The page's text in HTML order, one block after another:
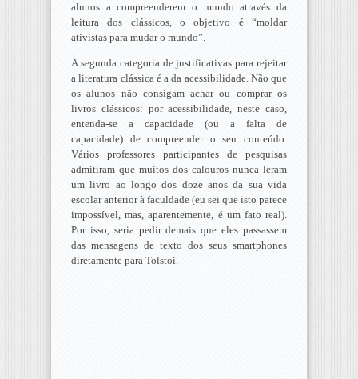
alunos a compreenderem o mundo através da
leitura dos clássicos, o objetivo é “moldar
ativistas para mudar o mundo”.
A segunda categoria de justificativas para rejeitar
a literatura clássica é a da acessibilidade. Não que
os alunos não consigam achar ou comprar os
livros clássicos: por acessibilidade, neste caso,
entenda-se a capacidade (ou a falta de
capacidade) de compreender o seu conteúdo.
Vários professores participantes de pesquisas
admitiram que muitos dos calouros nunca leram
um livro ao longo dos doze anos da sua vida
escolar anterior à faculdade (eu sei que isto parece
impossível, mas, aparentemente, é um fato real).
Por isso, seria pedir demais que eles passassem
das mensagens de texto dos seus smartphones
diretamente para Tolstoi.